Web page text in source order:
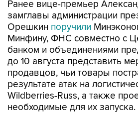
Орешкинпоручили
Минфину, ФНС совместно с
банком и объединениями
до 10 августа представить
продавцов, чьи товары
результате атак на
Wildberries-Russ, а также
необходимые для их запуска.
Глава Минэкономразвития